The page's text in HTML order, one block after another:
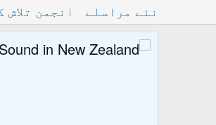
نئے مراسلے انجمن تلاش